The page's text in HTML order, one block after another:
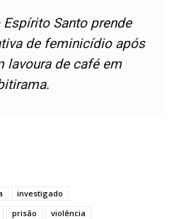
Santo prende
de feminicídio após
lavoura de café em
investigado
prisão violência